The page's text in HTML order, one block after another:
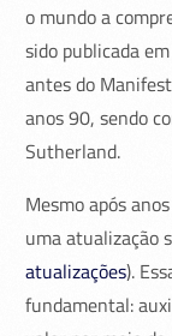
o mundo a
sido publicada
antes do
anos 90, sendo
Sutherland.
Mesmo após
uma atualização
atualizações).
fundamental: